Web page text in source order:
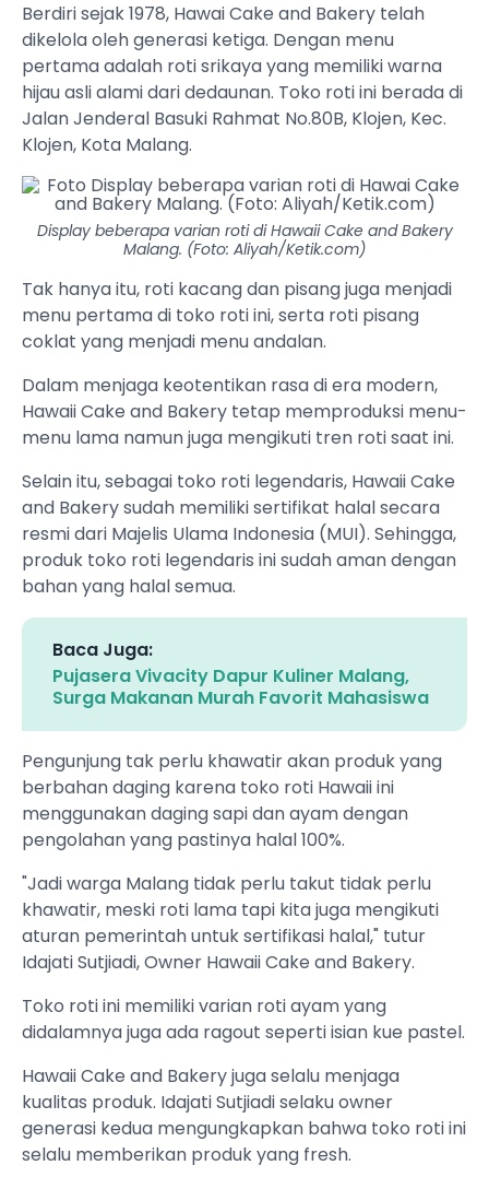
Berdiri sejak 1978, Hawai Cake and Bakery telah
dikelola oleh generasi ketiga. Dengan menu
pertama adalah roti srikaya yang memiliki warna
hijau asli alami dari dedaunan. Toko roti ini berada di
Jalan Jenderal Basuki Rahmat No.80B, Klojen, Kec.
Klojen, Kota Malang.
Display beberapa varian roti di Hawaii Cake and Bakery
Malang. (Foto: Aliyah/Ketik.com)
Tak hanya itu, roti kacang dan pisang juga menjadi
menu pertama di toko roti ini, serta roti pisang
coklat yang menjadi menu andalan.
Dalam menjaga keotentikan rasa di era modern,
Hawaii Cake and Bakery tetap memproduksi menu-
menu lama namun juga mengikuti tren roti saat ini.
Selain itu, sebagai toko roti legendaris, Hawaii Cake
and Bakery sudah memiliki sertifikat halal secara
resmi dari Majelis Ulama Indonesia (MUI). Sehingga,
produk toko roti legendaris ini sudah aman dengan
bahan yang halal semua.
Baca Juga:
Pujasera Vivacity Dapur Kuliner Malang,
Surga Makanan Murah Favorit Mahasiswa
Pengunjung tak perlu khawatir akan produk yang
berbahan daging karena toko roti Hawaii ini
menggunakan daging sapi dan ayam dengan
pengolahan yang pastinya halal 100%.
"Jadi warga Malang tidak perlu takut tidak perlu
khawatir, meski roti lama tapi kita juga mengikuti
aturan pemerintah untuk sertifikasi halal," tutur
Idajati Sutjiadi, Owner Hawaii Cake and Bakery.
Toko roti ini memiliki varian roti ayam yang
didalamnya juga ada ragout seperti isian kue pastel.
Hawaii Cake and Bakery juga selalu menjaga
kualitas produk. Idajati Sutjiadi selaku owner
generasi kedua mengungkapkan bahwa toko roti ini
selalu memberikan produk yang fresh.